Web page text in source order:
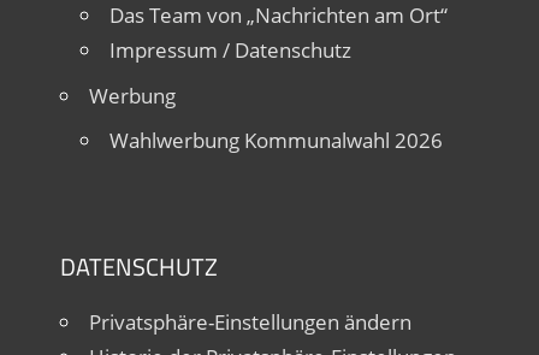
Das Team von „Nachrichten am Ort“
Impressum / Datenschutz
Werbung
Wahlwerbung Kommunalwahl 2026
DATENSCHUTZ
Privatsphäre-Einstellungen ändern